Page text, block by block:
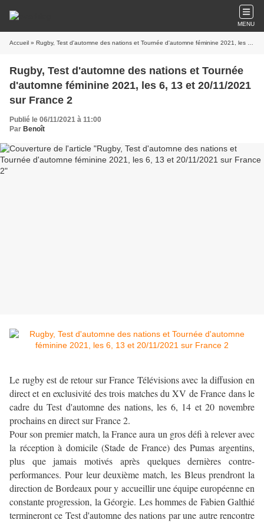
MENU
Accueil » Rugby, Test d'automne des nations et Tournée d'automne féminine 2021, les 6, 13 et 20/11/2021 sur France 2
Rugby, Test d'automne des nations et Tournée
d'automne féminine 2021, les 6, 13 et 20/11/2021
sur France 2
Publié le 06/11/2021 à 11:00
Par Benoît
Le rugby est de retour sur France Télévisions avec la diffusion en
direct et en exclusivité des trois matches du XV de France dans le
cadre du Test d'automne des nations, les 6, 14 et 20 novembre
prochains en direct sur France 2.
Pour son premier match, la France aura un gros défi à relever avec
la réception à domicile (Stade de France) des Pumas argentins,
plus que jamais motivés après quelques dernières contre-
performances. Pour leur deuxième match, les Bleus prendront la
direction de Bordeaux pour y accueillir une équipe européenne en
constante progression, la Géorgie. Les hommes de Fabien Galthié
termineront ce Test d'automne des nations par une autre rencontre